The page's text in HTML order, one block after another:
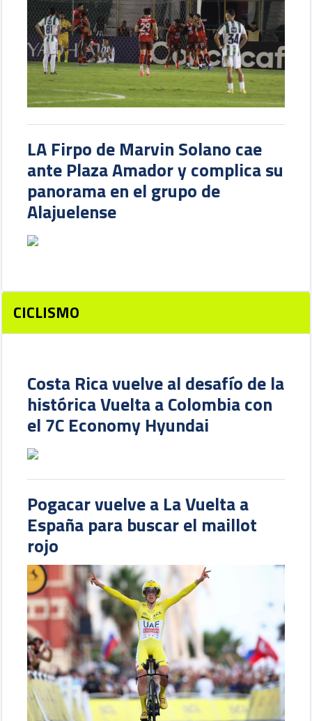
LA Firpo de Marvin Solano cae
ante Plaza Amador y complica su
panorama en el grupo de
Alajuelense
CICLISMO
Costa Rica vuelve al desafío de la
histórica Vuelta a Colombia con
el 7C Economy Hyundai
Pogacar vuelve a La Vuelta a
España para buscar el maillot
rojo